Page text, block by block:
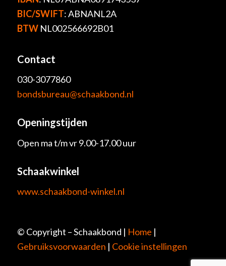
BIC/SWIFT: ABNANL2A
BTWNL002566692B01
Contact
030-3077860
bondsbureau@schaakbond.nl
Openingstijden
Open ma t/m vr 9.00-17.00 uur
Schaakwinkel
www.schaakbond-winkel.nl
© Copyright – Schaakbond | Home |
Gebruiksvoorwaarden | Cookie instellingen